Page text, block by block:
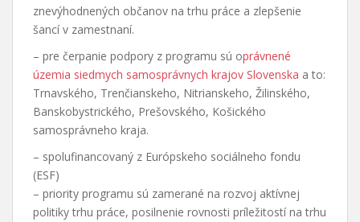
znevýhodnených občanov na trhu práce a zlepšenie
šancí v zamestnaní.
– pre čerpanie podpory z programu sú oprávnené
územia siedmych samosprávnych krajov Slovenska a to:
Trnavského, Trenčianskeho, Nitrianskeho, Žilinského,
Banskobystrického, Prešovského, Košického
samosprávneho kraja.
– spolufinancovaný z Európskeho sociálneho fondu
(ESF)
– priority programu sú zamerané na rozvoj aktívnej
politiky trhu práce, posilnenie rovnosti príležitostí na trhu